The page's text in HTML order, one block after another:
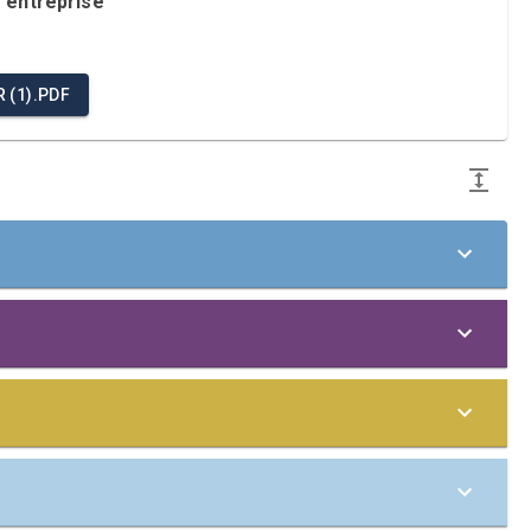
(1).PDF
du Pacte mondial des Nations unies dans les
dans notre stratégie d'entreprise, notre
le plus élevé l'entreprise: